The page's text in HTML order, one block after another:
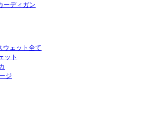
ーディガン
ウェット全て
ット
ジ